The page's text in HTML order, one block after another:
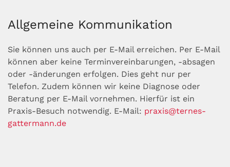
Allgemeine Kommunikation
Sie können uns auch per E-Mail erreichen. Per E-Mail
können aber keine Termin­ver­ein­ba­run­gen, -absagen
oder -änderungen erfolgen. Dies geht nur per
Telefon. Zudem können wir keine Diagnose oder
Beratung per E-Mail vor­nehmen. Hierfür ist ein
Praxis-Besuch notwendig. E-Mail: praxis@ternes-
gattermann.de